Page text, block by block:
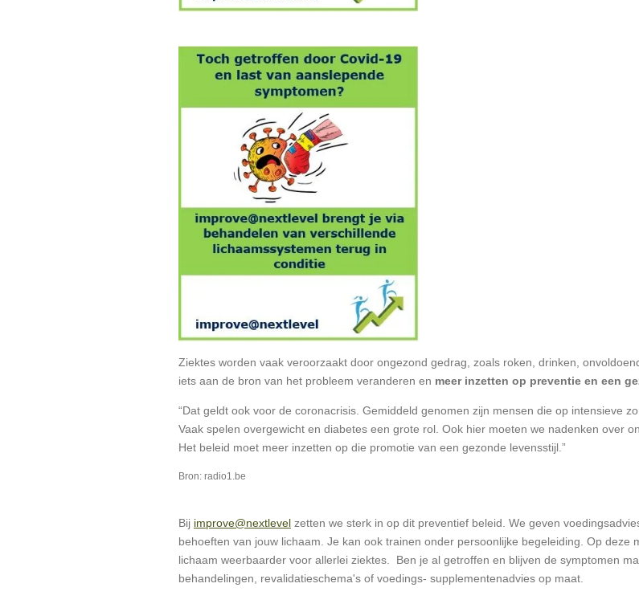
Ziektes worden vaak veroorzaakt door ongezond gedrag, zoals roken, drinken,
iets aan de bron van het probleem veranderen en meer inzetten op preventie en een
“Dat geldt ook voor de coronacrisis. Gemiddeld genomen zijn mensen die op intensieve
Vaak spelen overgewicht en diabetes een grote rol. Ook hier moeten we nadenken over
Het beleid moet meer inzetten op die promotie van een gezonde levensstijl.”
Bron: radio1.be
Bij improve@nextlevel zetten we sterk in op dit preventief beleid. We geven
behoeften van jouw lichaam. Je kan ook trainen onder persoonlijke begeleiding. Op deze
lichaam weerbaarder voor allerlei ziektes. Ben je al getroffen en blijven de symptomen
behandelingen, revalidatieschema's of voedings- supplementenadvies op maat.